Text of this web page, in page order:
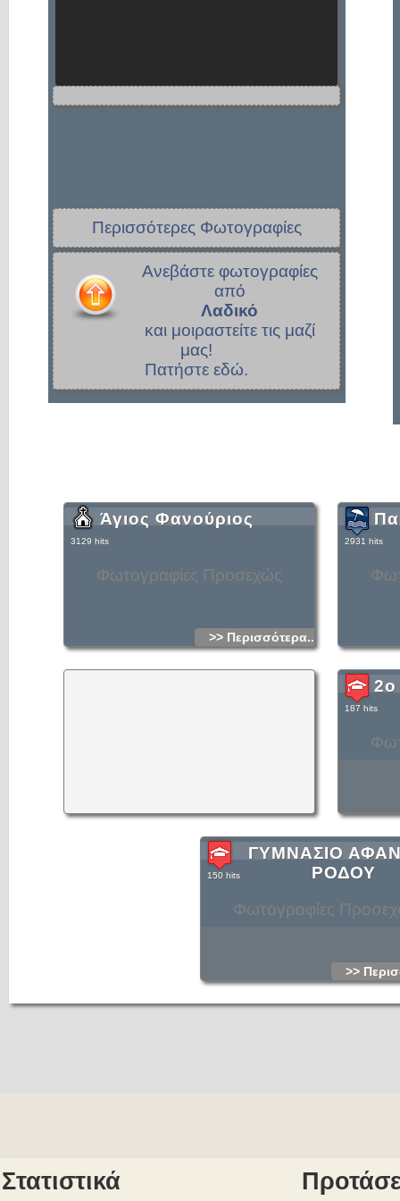
Περισσότερες Φωτογραφίες
Ανεβάστε φωτογραφίες
από
Λαδικό
και μοιραστείτε τις μαζί
μας!
Πατήστε εδώ.
Φωτογραφίες Προσεχώς
Άγιος Φανούριος
3129 hits
>> Περισσότερα...
2931 hits
187 hits
Φωτογραφίες
ΓΥΜΝΑΣΙΟ
ΡΟΔΟΥ
150 hits
>>
Στατιστικά